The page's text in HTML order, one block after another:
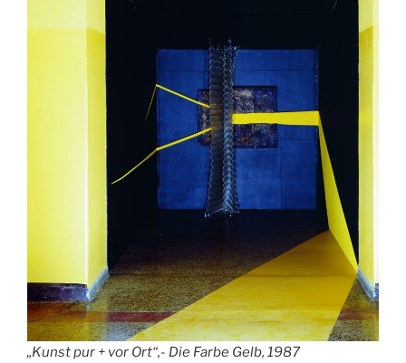
„Kunst pur + vor Ort“,- Die Farbe Gelb, 1987